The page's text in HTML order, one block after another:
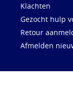
Klachten
Gezocht hulp
Retour
Afmelden